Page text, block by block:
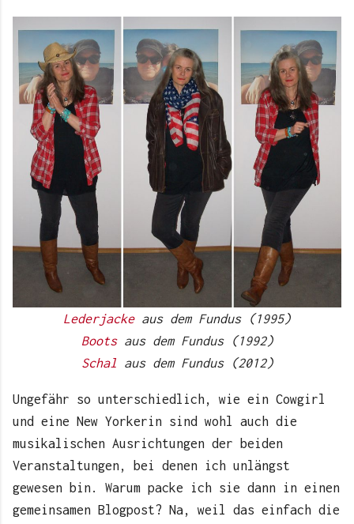
Lederjacke aus dem Fundus (1995)
Boots aus dem Fundus (1992)
Schal aus dem Fundus (2012)
Ungefähr so unterschiedlich, wie ein Cowgirl
und eine New Yorkerin sind wohl auch die
musikalischen Ausrichtungen der beiden
Veranstaltungen, bei denen ich unlängst
gewesen bin. Warum packe ich sie dann in einen
gemeinsamen Blogpost? Na, weil das einfach die